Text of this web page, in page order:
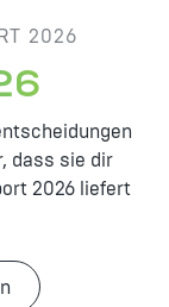
2026
dass sie dir
2026 liefert